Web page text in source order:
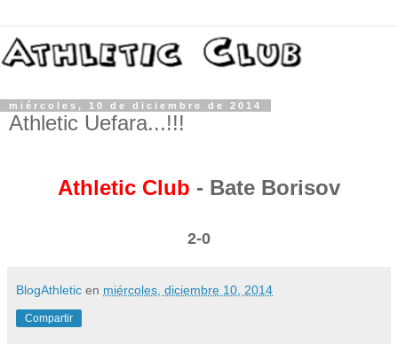
miércoles, 10 de diciembre de 2014
Athletic Uefara...!!!
Athletic Club - Bate Borisov
2-0
BlogAthletic en miércoles, diciembre 10, 2014
Compartir